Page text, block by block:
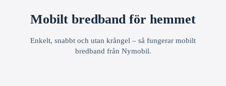
Mobilt bredband för hemmet
Enkelt, snabbt och utan krångel – så fungerar mobilt
bredband från Nymobil.